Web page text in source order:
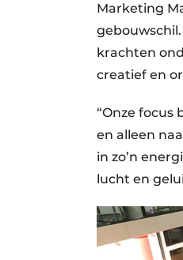
Marketing
krachten
creatief en
“Onze focus
en alleen
in zo’n
lucht en